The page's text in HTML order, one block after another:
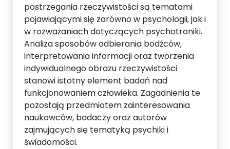
postrzegania rzeczywistości są tematami
pojawiającymi się zarówno w psychologii, jak i
w rozważaniach dotyczących psychotroniki.
Analiza sposobów odbierania bodźców,
interpretowania informacji oraz tworzenia
indywidualnego obrazu rzeczywistości
stanowi istotny element badań nad
funkcjonowaniem człowieka. Zagadnienia te
pozostają przedmiotem zainteresowania
naukowców, badaczy oraz autorów
zajmujących się tematyką psychiki i
świadomości.